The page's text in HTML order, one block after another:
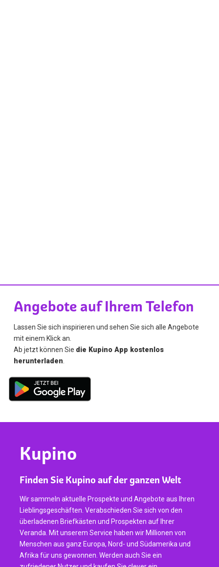
Angebote auf Ihrem Telefon
Lassen Sie sich inspirieren und sehen Sie sich alle Angebote
mit einem Klick an.
Ab jetzt können Sie die Kupino App kostenlos
herunterladen
Kupino
Finden Sie Kupino auf der ganzen Welt
Wir sammeln aktuelle Prospekte und Angebote aus Ihren
Lieblingsgeschäften. Verabschieden Sie sich von den
überladenen Briefkästen und Prospekten auf Ihrer
Veranda. Mit unserem Service haben wir Millionen von
Menschen aus ganz Europa, Nord- und Südamerika und
Afrika für uns gewonnen. Werden auch Sie ein